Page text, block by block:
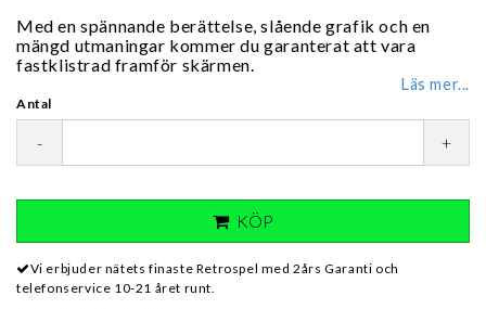
Med en spännande berättelse, slående grafik och en
mängd utmaningar kommer du garanterat att vara
fastklistrad framför skärmen.
Läs mer...
Antal
- +
KÖP
Vi erbjuder nätets finaste Retrospel med 2års Garanti och
telefonservice 10-21 året runt.